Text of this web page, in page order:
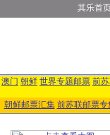
其乐首
澳门 朝鲜 世界专题邮票 前
朝鲜邮票汇集 前苏联邮票专